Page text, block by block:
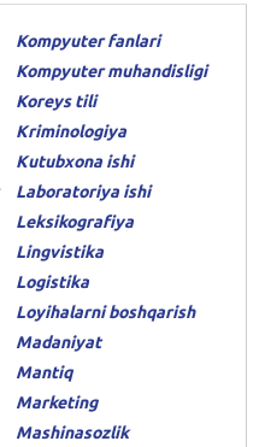
Kompyuter fanlari
Kompyuter muhandisligi
Koreys tili
Kriminologiya
Kutubxona ishi
Laboratoriya ishi
Leksikografiya
Lingvistika
Logistika
Loyihalarni boshqarish
Madaniyat
Mantiq
Marketing
Mashinasozlik